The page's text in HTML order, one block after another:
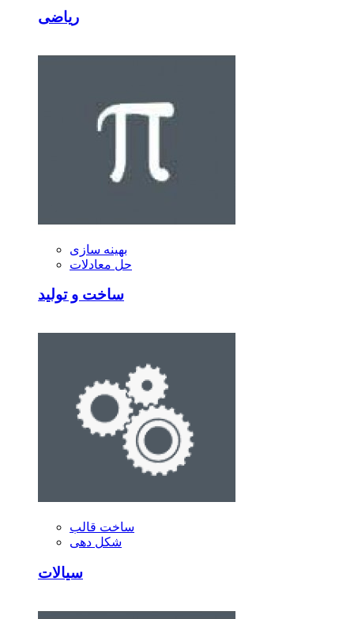
ریاضی
بهینه سازی
حل معادلات
ساخت و تولید
ساخت قالب
شکل دهی
سیالات